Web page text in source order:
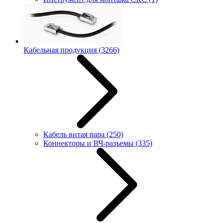
Кабельная продукция (3266)
Кабель витая пара (250)
Коннекторы и ВЧ-разъемы (335)